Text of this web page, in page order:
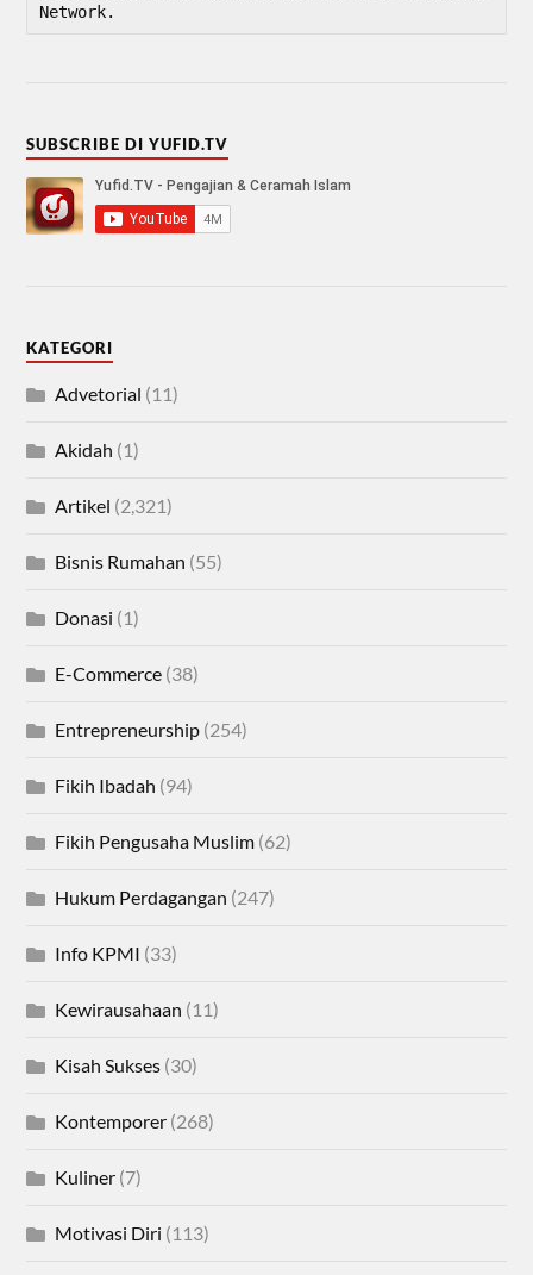
Network.
SUBSCRIBE DI YUFID.TV
KATEGORI
Advetorial (11)
Akidah (1)
Artikel (2,321)
Bisnis Rumahan (55)
Donasi (1)
E-Commerce (38)
Entrepreneurship (254)
Fikih Ibadah (94)
Fikih Pengusaha Muslim (62)
Hukum Perdagangan (247)
Info KPMI (33)
Kewirausahaan (11)
Kisah Sukses (30)
Kontemporer (268)
Kuliner (7)
Motivasi Diri (113)